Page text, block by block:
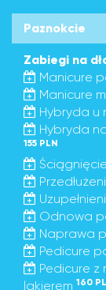
Paznokcie
Zabiegi na
Manicure
Manicure
Hybryda u
Hybryda
155 PLN
Odnowa
Naprawa
Pedicure
Pedicure z
lakierem 160